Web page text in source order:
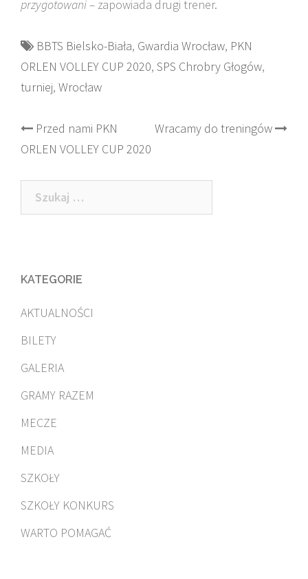
przygotowani – zapowiada drugi trener.
BBTS Bielsko-Biała, Gwardia Wrocław, PKN
ORLEN VOLLEY CUP 2020, SPS Chrobry Głogów,
turniej, Wrocław
Post
navigation
Przed nami PKN
ORLEN VOLLEY CUP 2020
Wracamy do treningów
Szukaj:
KATEGORIE
AKTUALNOŚCI
BILETY
GALERIA
GRAMY RAZEM
MECZE
MEDIA
SZKOŁY
SZKOŁY KONKURS
WARTO POMAGAĆ